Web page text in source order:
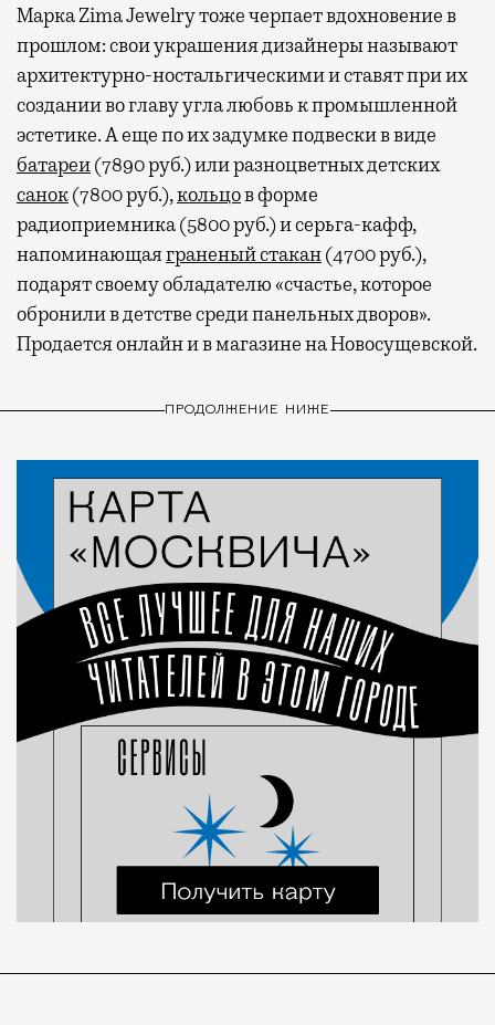
Марка Zima Jewelry тоже черпает вдохновение в
прошлом: свои украшения дизайнеры называют
архитектурно-ностальгическими и ставят при их
создании во главу угла любовь к промышленной
эстетике. А еще по их задумке подвески в виде
батареи(7890 руб.) или разноцветных детских
санок(7800 руб.),кольцов форме
радиоприемника (5800 руб.) и серьга-кафф,
напоминающаяграненый стакан(4700 руб.),
подарят своему обладателю «счастье, которое
обронили в детстве среди панельных дворов».
Продается онлайн и в магазине на Новосущевской.
ПРОДОЛЖЕНИЕ НИЖЕ